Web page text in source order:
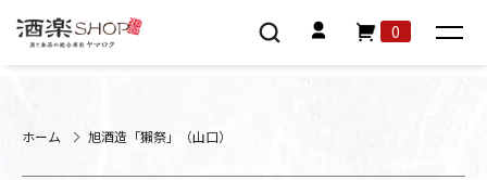
0
ホーム 旭酒造「獺祭」（山口）